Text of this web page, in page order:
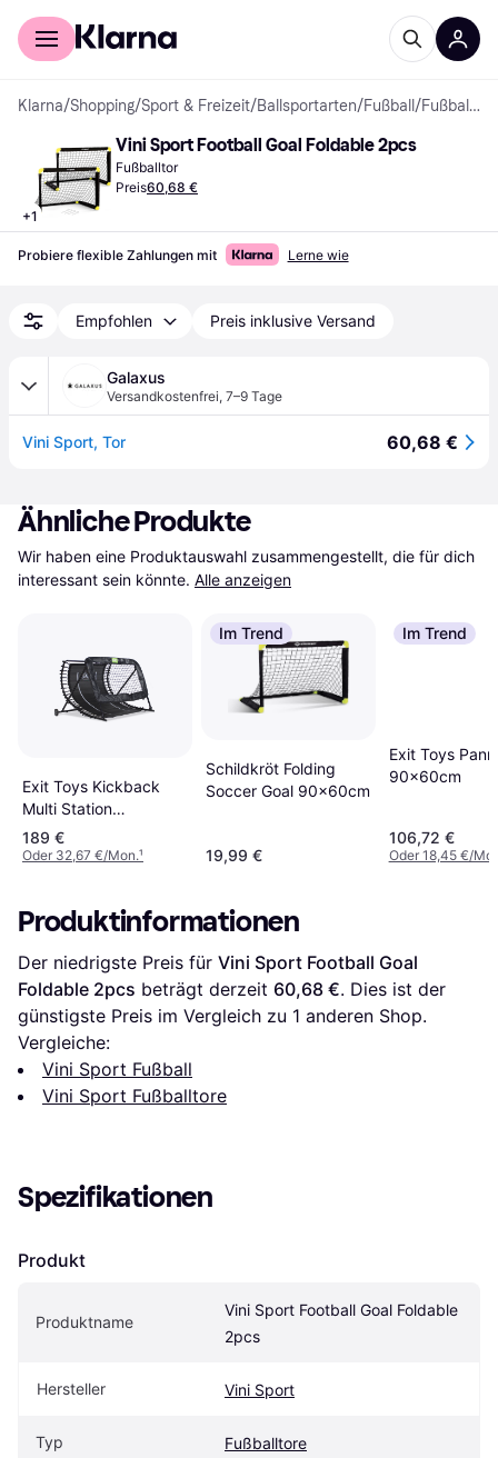
Für Shopper
Klarna/Shopping/Sport & Freizeit/Ballsportarten/Fußball / Fußballtore
+1
Vini Sport Football Goal Foldable 2pcs
Fußballtor
Preis60,68 €
Probiere flexible Zahlungen mit Lerne wie
Empfohlen Preis inklusive Versand
Galaxus
Versandkostenfrei, 7–9 Tage
Vini Sport, Tor 60,68 €
Ähnliche Produkte
Wir haben eine Produktauswahl zusammengestellt, die für dich
interessant sein könnte. Alle anzeigen
Exit Toys Kickback
Multi Station
142x105cm
189 €
Oder 32,67 €/Mon.¹
Im Trend
Schildkröt Folding
Soccer Goal 90x60cm
19,99 €
Im Trend
Exit Toys
90x60cm
106,72 €
Oder 18,45 €/
Produktinformationen
Der niedrigste Preis für Vini Sport Football Goal
Foldable 2pcs beträgt derzeit 60,68 €. Dies ist der
günstigste Preis im Vergleich zu 1 anderen Shop.
Vergleiche:
Vini Sport Fußball
Vini Sport Fußballtore
Spezifikationen
Produkt
Produktname
Vini Sport Football Goal Foldable
2pcs
Hersteller Vini Sport
Typ Fußballtore